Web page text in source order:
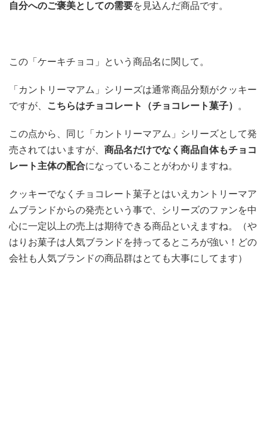
自分へのご褒美としての需要を見込んだ商品です。
この「ケーキチョコ」という商品名に関して。
「カントリーマアム」シリーズは通常商品分類がクッキー
ですが、 こちらはチョコレート（チョコレート菓子） 。
この点から、同じ「カントリーマアム」シリーズとして発
売されてはいますが、 商品名だけでなく商品自体もチョコ
レート主体の配合になっていることがわかりますね。
クッキーでなくチョコレート菓子とはいえカントリーマア
ムブランドからの発売という事で、シリーズのファンを中
心に一定以上の売上は期待できる商品といえますね。（や
はりお菓子は人気ブランドを持ってるところが強い！どの
会社も人気ブランドの商品群はとても大事にしてます）